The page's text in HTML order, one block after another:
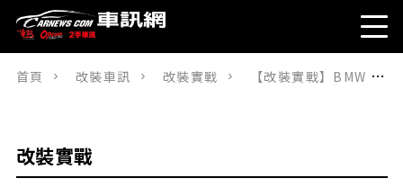
首頁 改裝車訊 改裝實戰 【改裝實戰】BMW E30 320i翻新重生(下)直六3.5L+六喉直噴系統
改裝實戰